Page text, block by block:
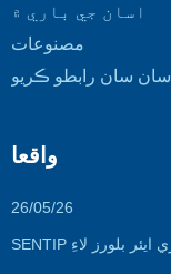
اسان جي باري ۾
مصنوعات
اسان سان رابطو ڪريو
واقعا
26/05/26